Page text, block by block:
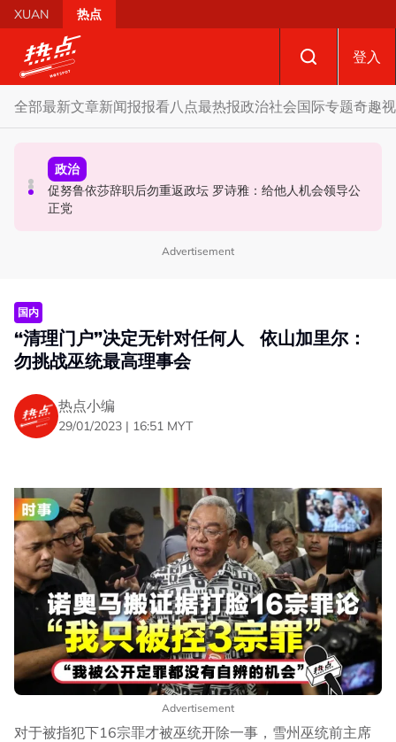
Skip to main content
XUAN 热点
登入
全部最新文章新闻报报看八点最热报政治社会国际专题奇趣
政治
炮轰哈迪不了解章程 阿兹敏：国盟无“自动退盟”规定
政治
促努鲁依莎辞职后勿重返政坛 罗诗雅：给他人机会领导公
正党
国际
泰校园枪击案酿8师生亡 枪手疑遭长期遭霸凌成导火索
Advertisement
国内
“清理门户”决定无针对任何人 依山加里尔：
勿挑战巫统最高理事会
热点小编
29/01/2023 | 16:51 MYT
Advertisement
对于被指犯下16宗罪才被巫统开除一事，雪州巫统前主席